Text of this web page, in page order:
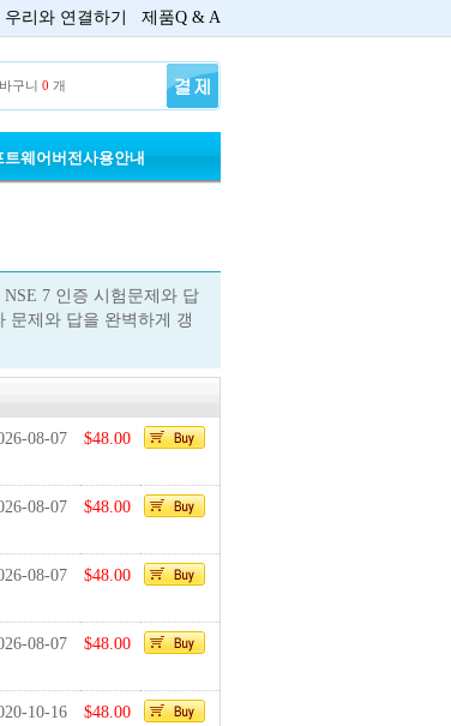
우리와 연결하기 제품Q & A
구니 0 개
트웨어버전사용안내
7 인증 시험문제와 답
문제와 답을 완벽하게 갱
08-07 $48.00
08-07 $48.00
08-07 $48.00
08-07 $48.00
10-16 $48.00